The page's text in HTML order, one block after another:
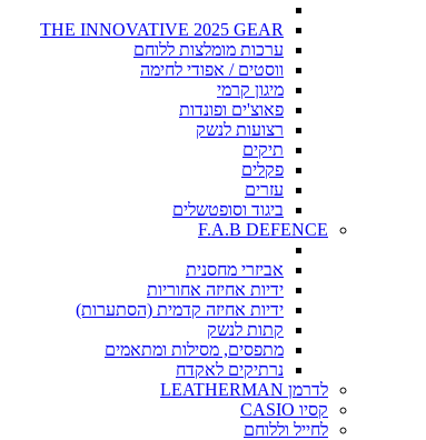
THE INNOVATIVE 2025 GEAR
ערכות מומלצות ללוחם
ווסטים / אפודי לחימה
מיגון קרמי
פאוצ'ים ופונדות
רצועות לנשק
תיקים
פקלים
עזרים
ביגוד וסופטשלים
F.A.B DEFENCE
אביזרי מחסנית
ידיות אחיזה אחוריות
ידיות אחיזה קדמית (הסתערות)
קתות לנשק
מתפסים, מסילות ומתאמים
נרתיקים לאקדח
לדרמן LEATHERMAN
קסיו CASIO
לחייל וללוחם